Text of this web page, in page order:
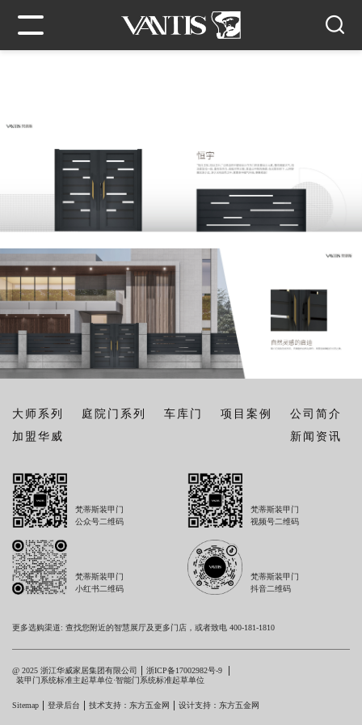
大师系列 庭院门系列 车库门 项目案例
公司简介
加盟华威
新闻资讯
梵蒂斯装甲门
公众号二维码
梵蒂斯装甲门
视频号二维码
梵蒂斯装甲门
小红书二维码
梵蒂斯装甲门
抖音二维码
更多选购渠道: 查找您附近的智慧展厅及更多门店，或者致电 400-181-1810
@ 2025 浙江华威家居集团有限公司
浙ICP备17002982号-9
装甲门系统标准主起草单位·智能门系统标准起草单位
Sitemap 登录后台 技术支持：东方五金网 设计支持：东方五金网